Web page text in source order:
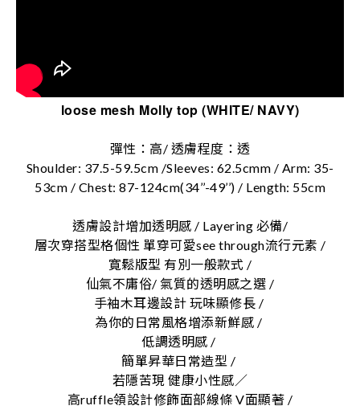
loose mesh Molly top (WHITE/ NAVY)
彈性：高/ 透膚程度：透
Shoulder: 37.5-59.5cm /Sleeves: 62.5cmm / Arm: 35-
53cm / Chest: 87-124cm(34’’-49’’) / Length: 55cm
透膚設計增加透明感 / Layering 必備/
層次穿搭型格個性 單穿可愛see through流行元素 /
寛鬆版型 有別一般款式 /
仙氣不庸俗/ 氣質的透明感之選 /
手袖木耳邊設計 玩味顯修長 /
為你的日常風格增添新鮮感 /
低調透明感 /
簡單昇華日常造型 /
若隱苦現 健康小性感／
高ruffle領設計修飾面部線條 V面顯著 /